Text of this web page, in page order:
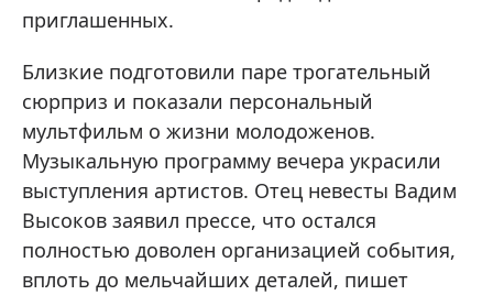
приглашенных.
Близкие подготовили паре трогательный
сюрприз и показали персональный
мультфильм о жизни молодоженов.
Музыкальную программу вечера украсили
выступления артистов. Отец невесты Вадим
Высоков заявил прессе, что остался
полностью доволен организацией события,
вплоть до мельчайших деталей, пишет